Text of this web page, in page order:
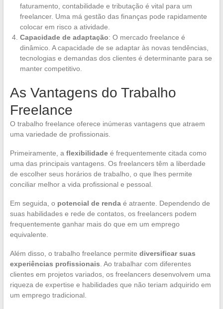
faturamento, contabilidade e tributação é vital para um
freelancer. Uma má gestão das finanças pode rapidamente
colocar em risco a atividade.
Capacidade de adaptação: O mercado freelance é
dinâmico. A capacidade de se adaptar às novas tendências,
tecnologias e demandas dos clientes é determinante para se
manter competitivo.
As Vantagens do Trabalho
Freelance
O trabalho freelance oferece inúmeras vantagens que atraem
uma variedade de profissionais.
Primeiramente, a flexibilidadeé frequentemente citada como
uma das principais vantagens. Os freelancers têm a liberdade
de escolher seus horários de trabalho, o que lhes permite
conciliar melhor a vida profissional e pessoal.
Em seguida, o potencial de rendaé atraente. Dependendo de
suas habilidades e rede de contatos, os freelancers podem
frequentemente ganhar mais do que em um emprego
equivalente.
Além disso, o trabalho freelance permite diversificar suas
experiências profissionais . Ao trabalhar com diferentes
clientes em projetos variados, os freelancers desenvolvem uma
riqueza de expertise e habilidades que não teriam adquirido em
um emprego tradicional.